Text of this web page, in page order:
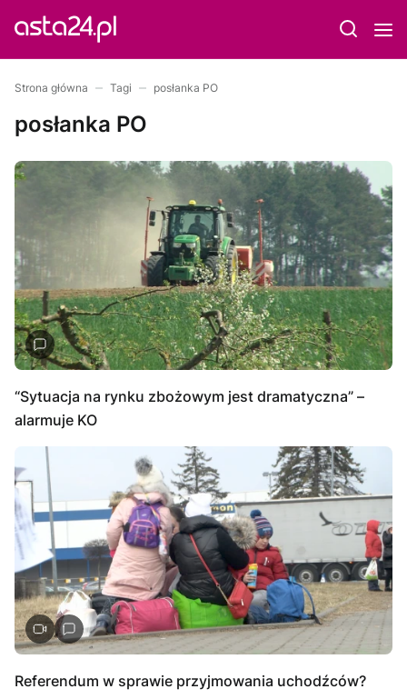
Strona główna Tagi posłanka PO
posłanka PO
“Sytuacja na rynku zbożowym jest dramatyczna” –
alarmuje KO
Referendum w sprawie przyjmowania uchodźców?